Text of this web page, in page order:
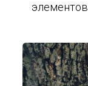
элементов.